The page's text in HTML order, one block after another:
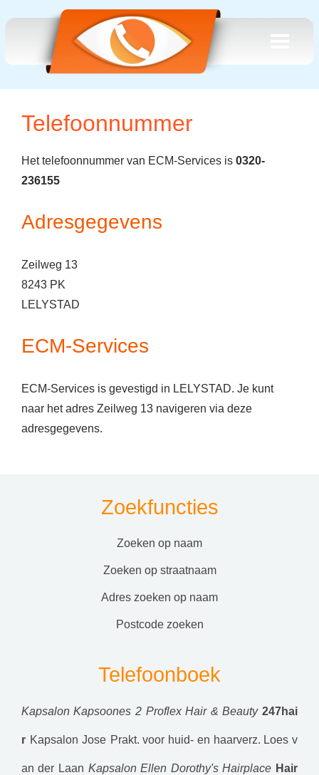
Telefoonnummer
Het telefoonnummer van ECM-Services is 0320-
236155
Adresgegevens
Zeilweg 13
8243 PK
LELYSTAD
ECM-Services
ECM-Services is gevestigd in LELYSTAD. Je kunt
naar het adres Zeilweg 13 navigeren via deze
adresgegevens.
Zoekfuncties
zoeken op naam
zoeken op straatnaam
adres zoeken op naam
postcode zoeken
Telefoonboek
Kapsalon Kapsoones 2 Proflex Hair & Beauty 247hai
r Kapsalon Jose Prakt. voor huid- en haarverz. Loes v
an der Laan Kapsalon Ellen Dorothy's Hairplace Hair